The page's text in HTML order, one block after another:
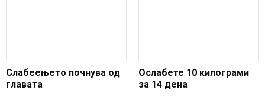
Слабеењето почнува од
главата
Ослабете 10 килограми
за 14 дена